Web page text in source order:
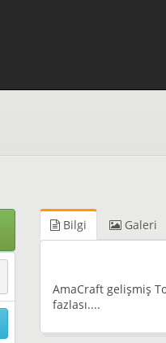
Bilgi Galeri
AmaCraft gelişmiş
fazlası....